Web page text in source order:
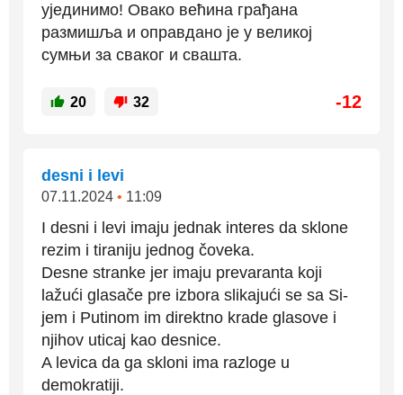
ујединимо! Овако већина грађана
размишља и оправдано је у великој
сумњи за сваког и свашта.
20 32 -12
desni i levi
07.11.2024 • 11:09
I desni i levi imaju jednak interes da sklone
rezim i tiraniju jednog čoveka.
Desne stranke jer imaju prevaranta koji
lažući glasače pre izbora slikajući se sa Si-
jem i Putinom im direktno krade glasove i
njihov uticaj kao desnice.
A levica da ga skloni ima razloge u
demokratiji.